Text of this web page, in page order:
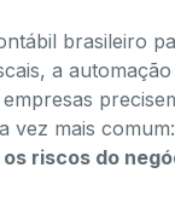
brasileiro
a
vez mais comum:
riscos do